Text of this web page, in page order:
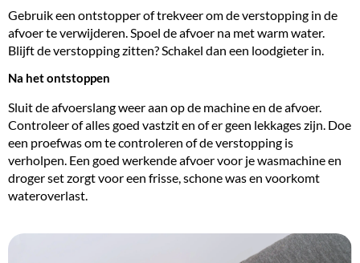
Gebruik een ontstopper of trekveer om de verstopping in de
afvoer te verwijderen. Spoel de afvoer na met warm water.
Blijft de verstopping zitten? Schakel dan een loodgieter in.
Na het ontstoppen
Sluit de afvoerslang weer aan op de machine en de afvoer.
Controleer of alles goed vastzit en of er geen lekkages zijn. Doe
een proefwas om te controleren of de verstopping is
verholpen. Een goed werkende afvoer voor je wasmachine en
droger set zorgt voor een frisse, schone was en voorkomt
wateroverlast.